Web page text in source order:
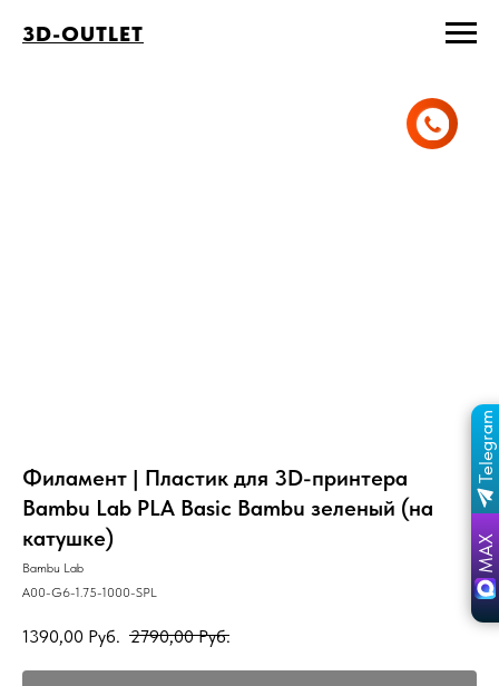
3D-OUTLET
Филамент | Пластик для 3D-принтера
Bambu Lab PLA Basic Bambu зеленый (на
катушке)
Bambu Lab
A00-G6-1.75-1000-SPL
1390,00 Руб. 2790,00 Руб.